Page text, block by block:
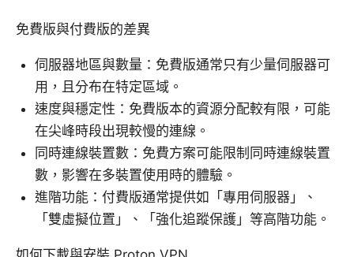
免費版與付費版的差異
伺服器地區與數量：免費版通常只有少量伺服器可
用，且分布在特定區域。
速度與穩定性：免費版本的資源分配較有限，可能
在尖峰時段出現較慢的連線。
同時連線裝置數：免費方案可能限制同時連線裝置
數，影響在多裝置使用時的體驗。
進階功能：付費版通常提供如「專用伺服器」、
「雙虛擬位置」、「強化追蹤保護」等高階功能。